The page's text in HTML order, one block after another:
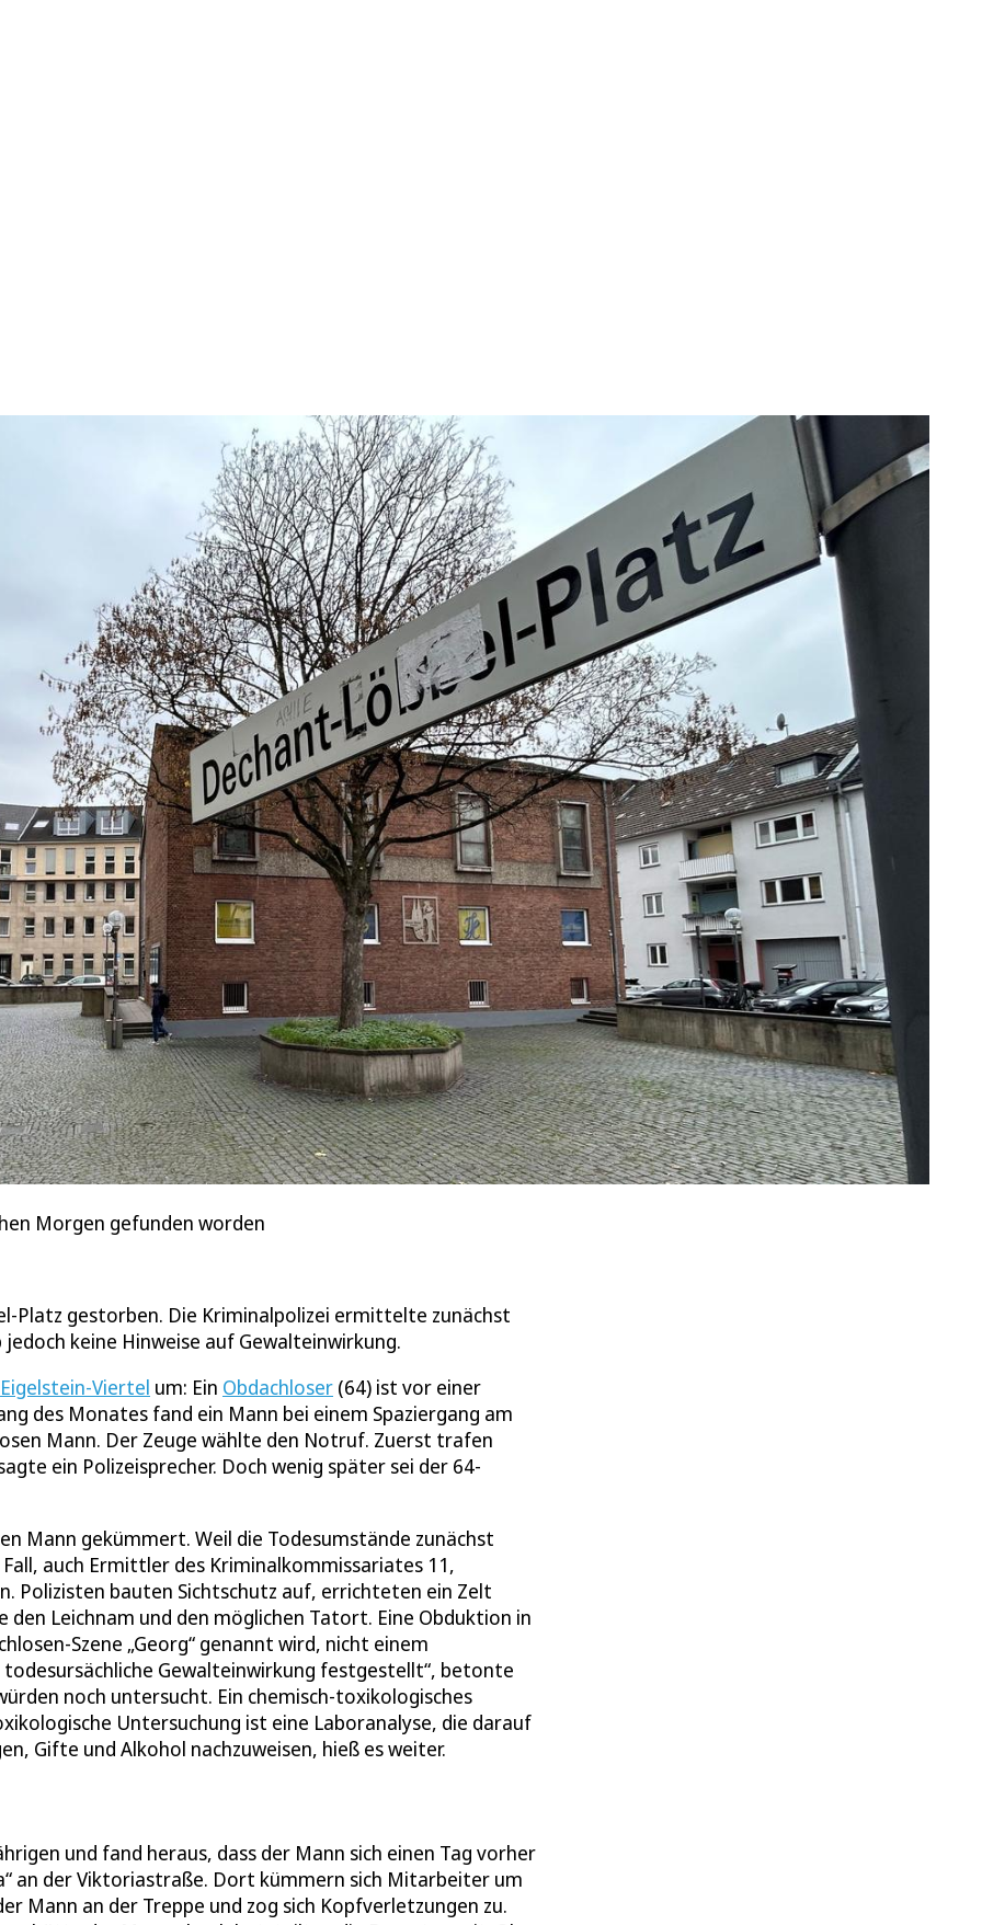
Morgen gefunden worden
Platz gestorben. Die Kriminalpolizei ermittelte zunächst
keine Hinweise auf Gewalteinwirkung.
Eigelstein-Viertel um: Ein Obdachloser (64) ist vor einer
des Monates fand ein Mann bei einem Spaziergang am
Mann. Der Zeuge wählte den Notruf. Zuerst trafen
ein Polizeisprecher. Doch wenig später sei der 64-
Mann gekümmert. Weil die Todesumstände zunächst
auch Ermittler des Kriminalkommissariates 11,
Polizisten bauten Sichtschutz auf, errichteten ein Zelt
Leichnam und den möglichen Tatort. Eine Obduktion in
Szene „Georg“ genannt wird, nicht einem
Gewalteinwirkung festgestellt“, betonte
noch untersucht. Ein chemisch-toxikologisches
Untersuchung ist eine Laboranalyse, die darauf
Gifte und Alkohol nachzuweisen, hieß es weiter.
und fand heraus, dass der Mann sich einen Tag vorher
an der Viktoriastraße. Dort kümmern sich Mitarbeiter um
Mann an der Treppe und zog sich Kopfverletzungen zu.